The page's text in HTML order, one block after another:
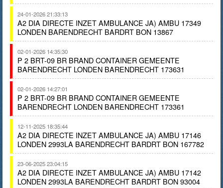
24-01-2026 21:33:13
A2 DIA DIRECTE INZET AMBULANCE JA) AMBU 17349
LONDEN BARENDRECHT BARDRT BON 13867
02-01-2026 14:35:30
P 2 BRT-09 BR BRAND CONTAINER GEMEENTE
BARENDRECHT LONDEN BARENDRECHT 173631
02-01-2026 14:27:01
P 2 BRT-09 BR BRAND CONTAINER GEMEENTE
BARENDRECHT LONDEN BARENDRECHT 173361
12-11-2025 18:35:44
A2 DIA DIRECTE INZET AMBULANCE JA) AMBU 17146
LONDEN 2993LA BARENDRECHT BARDRT BON 167782
23-06-2025 23:04:15
A2 DIA DIRECTE INZET AMBULANCE JA) AMBU 17142
LONDEN 2993LA BARENDRECHT BARDRT BON 93004